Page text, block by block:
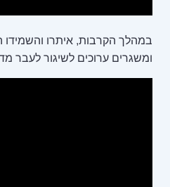
במהלך הקרבות, איתרו והשמידו הלוחמים 50 פצצות מרגמה
לעבר מדינת ישראל.